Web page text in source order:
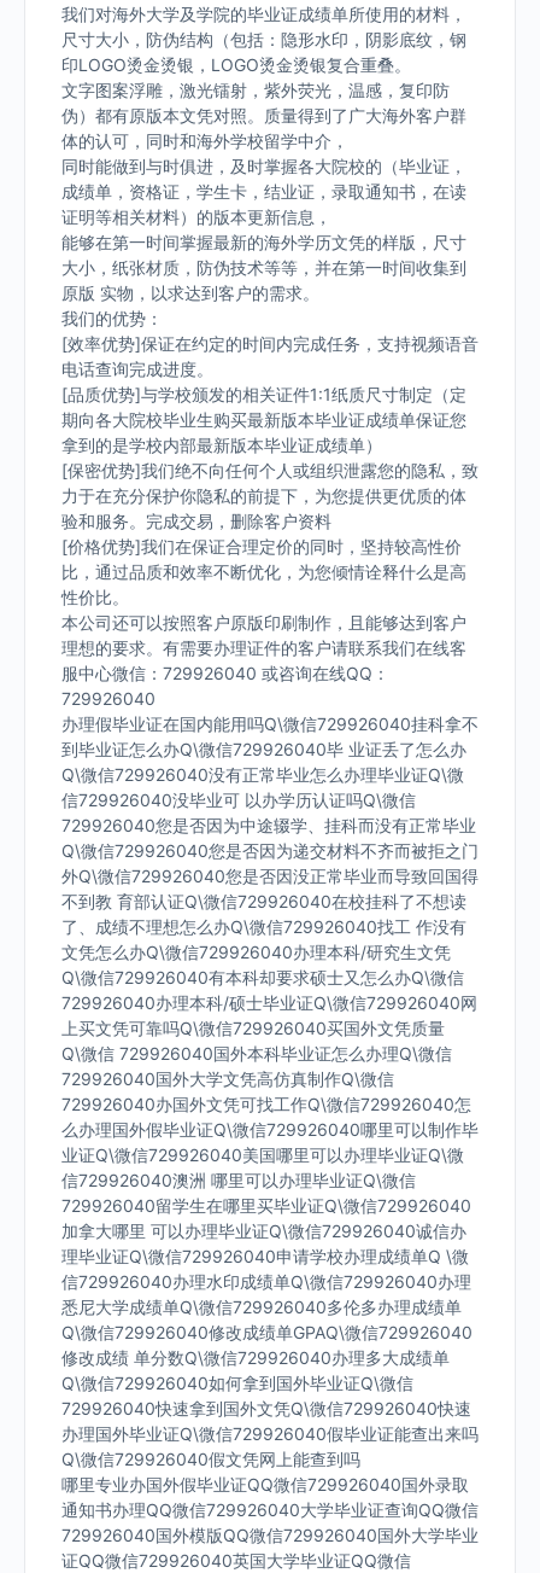
我们对海外大学及学院的毕业证成绩单所使用的材料，
尺寸大小，防伪结构（包括：隐形水印，阴影底纹，钢
印LOGO烫金烫银，LOGO烫金烫银复合重叠。
文字图案浮雕，激光镭射，紫外荧光，温感，复印防
伪）都有原版本文凭对照。质量得到了广大海外客户群
体的认可，同时和海外学校留学中介，
同时能做到与时俱进，及时掌握各大院校的（毕业证，
成绩单，资格证，学生卡，结业证，录取通知书，在读
证明等相关材料）的版本更新信息，
能够在第一时间掌握最新的海外学历文凭的样版，尺寸
大小，纸张材质，防伪技术等等，并在第一时间收集到
原版 实物，以求达到客户的需求。
我们的优势：
[效率优势]保证在约定的时间内完成任务，支持视频语音
电话查询完成进度。
[品质优势]与学校颁发的相关证件1:1纸质尺寸制定（定
期向各大院校毕业生购买最新版本毕业证成绩单保证您
拿到的是学校内部最新版本毕业证成绩单）
[保密优势]我们绝不向任何个人或组织泄露您的隐私，致
力于在充分保护你隐私的前提下，为您提供更优质的体
验和服务。完成交易，删除客户资料
[价格优势]我们在保证合理定价的同时，坚持较高性价
比，通过品质和效率不断优化，为您倾情诠释什么是高
性价比。
本公司还可以按照客户原版印刷制作，且能够达到客户
理想的要求。有需要办理证件的客户请联系我们在线客
服中心微信：729926040 或咨询在线QQ：
729926040
办理假毕业证在国内能用吗Q\微信729926040挂科拿不
到毕业证怎么办Q\微信729926040毕 业证丢了怎么办
Q\微信729926040没有正常毕业怎么办理毕业证Q\微
信729926040没毕业可 以办学历认证吗Q\微信
729926040您是否因为中途辍学、挂科而没有正常毕业
Q\微信729926040您是否因为递交材料不齐而被拒之门
外Q\微信729926040您是否因没正常毕业而导致回国得
不到教 育部认证Q\微信729926040在校挂科了不想读
了、成绩不理想怎么办Q\微信729926040找工 作没有
文凭怎么办Q\微信729926040办理本科/研究生文凭
Q\微信729926040有本科却要求硕士又怎么办Q\微信
729926040办理本科/硕士毕业证Q\微信729926040网
上买文凭可靠吗Q\微信729926040买国外文凭质量
Q\微信 729926040国外本科毕业证怎么办理Q\微信
729926040国外大学文凭高仿真制作Q\微信
729926040办国外文凭可找工作Q\微信729926040怎
么办理国外假毕业证Q\微信729926040哪里可以制作毕
业证Q\微信729926040美国哪里可以办理毕业证Q\微
信729926040澳洲 哪里可以办理毕业证Q\微信
729926040留学生在哪里买毕业证Q\微信729926040
加拿大哪里 可以办理毕业证Q\微信729926040诚信办
理毕业证Q\微信729926040申请学校办理成绩单Q \微
信729926040办理水印成绩单Q\微信729926040办理
悉尼大学成绩单Q\微信729926040多伦多办理成绩单
Q\微信729926040修改成绩单GPAQ\微信729926040
修改成绩 单分数Q\微信729926040办理多大成绩单
Q\微信729926040如何拿到国外毕业证Q\微信
729926040快速拿到国外文凭Q\微信729926040快速
办理国外毕业证Q\微信729926040假毕业证能查出来吗
Q\微信729926040假文凭网上能查到吗
哪里专业办国外假毕业证QQ微信729926040国外录取
通知书办理QQ微信729926040大学毕业证查询QQ微信
729926040国外模版QQ微信729926040国外大学毕业
证QQ微信729926040英国大学毕业证QQ微信